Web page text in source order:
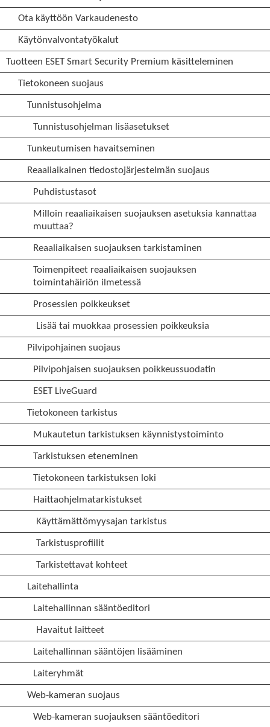
Ota käyttöön Varkaudenesto
Käytönvalvontatyökalut
Tuotteen ESET Smart Security Premium käsitteleminen
Tietokoneen suojaus
Tunnistusohjelma
Tunnistusohjelman lisäasetukset
Tunkeutumisen havaitseminen
Reaaliaikainen tiedostojärjestelmän suojaus
Puhdistustasot
Milloin reaaliaikaisen suojauksen asetuksia kannattaa
muuttaa?
Reaaliaikaisen suojauksen tarkistaminen
Toimenpiteet reaaliaikaisen suojauksen
toimintahäiriön ilmetessä
Prosessien poikkeukset
Lisää tai muokkaa prosessien poikkeuksia
Pilvipohjainen suojaus
Pilvipohjaisen suojauksen poikkeussuodatin
ESET LiveGuard
Tietokoneen tarkistus
Mukautetun tarkistuksen käynnistystoiminto
Tarkistuksen eteneminen
Tietokoneen tarkistuksen loki
Haittaohjelmatarkistukset
Käyttämättömyysajan tarkistus
Tarkistusprofiilit
Tarkistettavat kohteet
Laitehallinta
Laitehallinnan sääntöeditori
Havaitut laitteet
Laitehallinnan sääntöjen lisääminen
Laiteryhmät
Web-kameran suojaus
Web-kameran suojauksen sääntöeditori